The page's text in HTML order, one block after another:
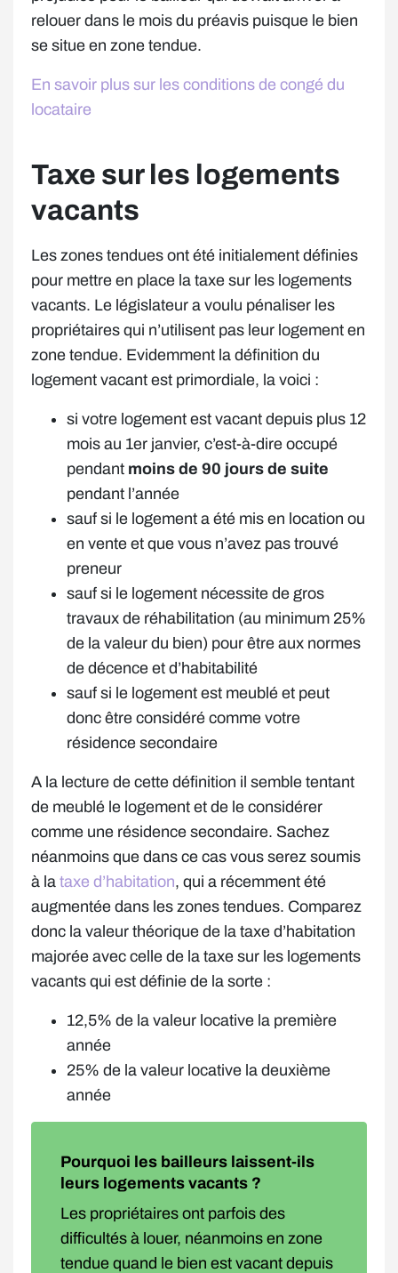
relouer dans le mois du préavis puisque le bien
se situe en zone tendue.
En savoir plus sur les conditions de congé du
locataire
Taxe sur les logements
vacants
Les zones tendues ont été initialement définies
pour mettre en place la taxe sur les logements
vacants. Le législateur a voulu pénaliser les
propriétaires qui n’utilisent pas leur logement en
zone tendue. Evidemment la définition du
logement vacant est primordiale, la voici :
si votre logement est vacant depuis plus 12
mois au 1er janvier, c’est-à-dire occupé
pendant moins de 90 jours de suite
pendant l’année
sauf si le logement a été mis en location ou
en vente et que vous n’avez pas trouvé
preneur
sauf si le logement nécessite de gros
travaux de réhabilitation (au minimum 25%
de la valeur du bien) pour être aux normes
de décence et d’habitabilité
sauf si le logement est meublé et peut
donc être considéré comme votre
résidence secondaire
A la lecture de cette définition il semble tentant
de meublé le logement et de le considérer
comme une résidence secondaire. Sachez
néanmoins que dans ce cas vous serez soumis
à la taxe d’habitation, qui a récemment été
augmentée dans les zones tendues. Comparez
donc la valeur théorique de la taxe d’habitation
majorée avec celle de la taxe sur les logements
vacants qui est définie de la sorte :
12,5% de la valeur locative la première
année
25% de la valeur locative la deuxième
année
Pourquoi les bailleurs laissent-ils
leurs logements vacants ?
Les propriétaires ont parfois des
difficultés à louer, néanmoins en zone
tendue quand le bien est vacant depuis